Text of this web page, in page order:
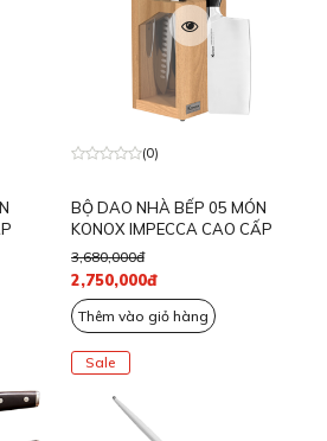
(0)
BỘ DAO NHÀ BẾP 05 MÓN
KONOX IMPECCA CAO CẤP
3,680,000đ
2,750,000đ
Thêm vào giỏ hàng
Sale